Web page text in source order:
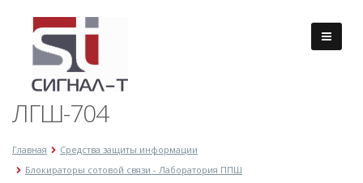
ЛГШ-704
Главная
Средства защиты информации
Блокираторы сотовой связи - Лаборатория ППШ